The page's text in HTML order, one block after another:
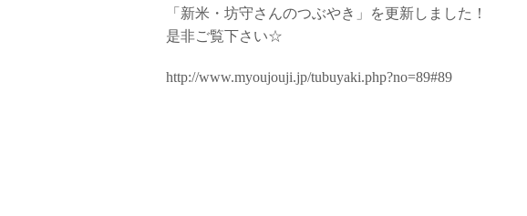
「新米・坊守さんのつぶやき」を更新しました！
是非ご覧下さい☆
http://www.myoujouji.jp/tubuyaki.php?no=89#89